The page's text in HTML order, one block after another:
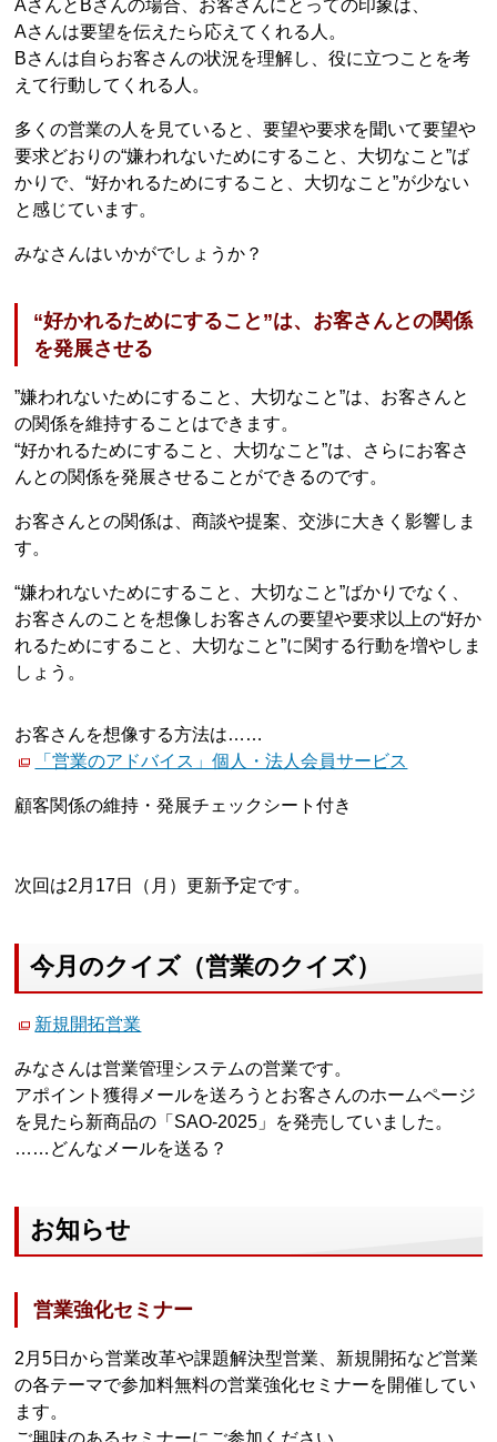
AさんとBさんの場合、お客さんにとっての印象は、
Aさんは要望を伝えたら応えてくれる人。
Bさんは自らお客さんの状況を理解し、役に立つことを考
えて行動してくれる人。
多くの営業の人を見ていると、要望や要求を聞いて要望や
要求どおりの“嫌われないためにすること、大切なこと”ば
かりで、“好かれるためにすること、大切なこと”が少ない
と感じています。
みなさんはいかがでしょうか？
“好かれるためにすること”は、お客さんとの関係
を発展させる
”嫌われないためにすること、大切なこと”は、お客さんと
の関係を維持することはできます。
“好かれるためにすること、大切なこと”は、さらにお客さ
んとの関係を発展させることができるのです。
お客さんとの関係は、商談や提案、交渉に大きく影響しま
す。
“嫌われないためにすること、大切なこと”ばかりでなく、
お客さんのことを想像しお客さんの要望や要求以上の“好か
れるためにすること、大切なこと”に関する行動を増やしま
しょう。
お客さんを想像する方法は……
「営業のアドバイス」個人・法人会員サービス
顧客関係の維持・発展チェックシート付き
次回は2月17日（月）更新予定です。
今月のクイズ（営業のクイズ）
新規開拓営業
みなさんは営業管理システムの営業です。
アポイント獲得メールを送ろうとお客さんのホームページ
を見たら新商品の「SAO-2025」を発売していました。
……どんなメールを送る？
お知らせ
営業強化セミナー
2月5日から営業改革や課題解決型営業、新規開拓など営業
の各テーマで参加料無料の営業強化セミナーを開催してい
ます。
ご興味のあるセミナーにご参加ください。